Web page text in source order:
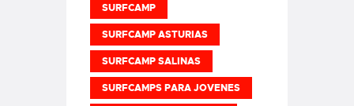
SURFCAMP
SURFCAMP ASTURIAS
SURFCAMP SALINAS
SURFCAMPS PARA JOVENES